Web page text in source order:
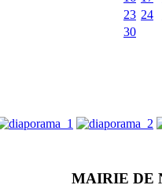
23 24
30
MAIRIE DE